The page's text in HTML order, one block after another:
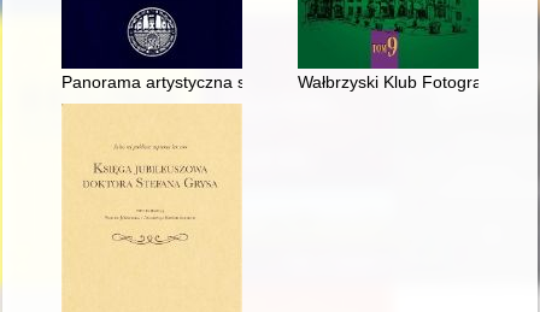
Panorama artystyczna sztuki sakralnej za ziemiach
Wałbrzyski Klub Fotograficzny